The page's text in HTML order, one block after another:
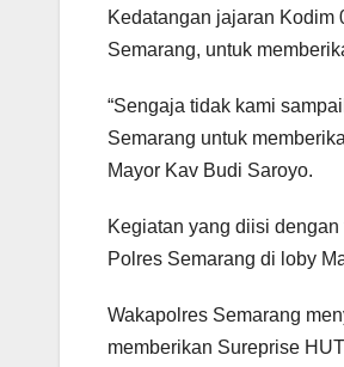
Kedatangan jajaran Kodim
Semarang, untuk
“Sengaja tidak kami
Semarang untuk
Mayor Kav Budi Saroyo.
Kegiatan yang diisi
Polres Semarang di loby
Wakapolres Semarang
memberikan Sureprise